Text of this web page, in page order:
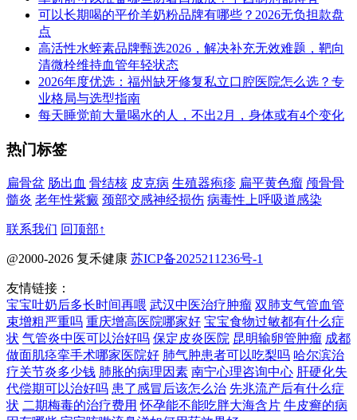
可以长期喝的平价羊奶粉品牌有哪些？2026无负担款盘
点
高活性水蛭素品牌甄选2026，解决补充无效难题，靶向
清微栓维持血管年轻状态
2026年度优选：福州缺牙修复私立口腔医院怎么选？专
业格局与选型指南
每天睡觉前大量喝水的人，不出2月，身体或有4个变化
热门标签
扁骨盆 肠出血 骨结核 皮克病 生殖器疱疹 扁平黄色瘤 颅骨骨
髓炎 老年性紫癜 颈部交感神经损伤 病毒性上呼吸道感染
联系我们 回顶部↑
@2000-2026 复禾健康 苏ICP备2025211236号-1
友情链接：
宝宝吐奶后多长时间再喂 武汉中医治疗肿瘤 双肺支气管血管
束增粗严重吗 重庆增高医院哪家好 宝宝食物过敏都有什么症
状 气管炎中医可以治好吗 保定皮炎医院 昆明输卵管肿瘤 成都
做面肌痉挛手术哪家医院好 肺气肿患者可以吃梨吗 哈尔滨治
疗关节炎多少钱 肺胀的病理因素 南宁心理咨询中心 肝硬化失
代偿期可以治好吗 患了感冒后该怎么治 先兆流产后有什么症
状 二期梅毒的治疗费用 怀孕能不能吃胖大海含片 牛皮癣的病